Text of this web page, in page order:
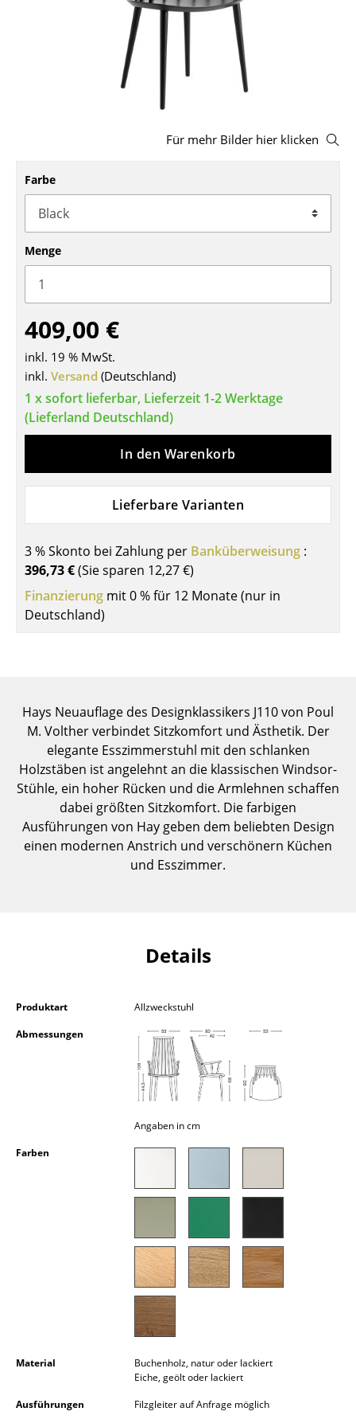
Bänke & Liegen
Schaukelstühle
Bürodrehstühle
Konferenzstühle
Bürosessel
Einzelteile
... alle Sitzmöbel
Tische
Esstische
Couchtische
Schreibtische
Konferenztische
Stehtische & Stehpulte
Einzelteile
... alle Tische
Aufbewahren
Regale & Schränke
Kleinaufbewahrung
... alle Aufbewahrungsmöbel
Schreibtischleuchten
Stehleuchten & Leseleuchten
Outdoor-Leuchten
Für mehr Bilder hier klicken
Farbe
Menge
409,00 €
inkl. 19 % MwSt.
inkl. Versand (Deutschland)
1 x sofort lieferbar, Lieferzeit 1-2 Werktage
(Lieferland Deutschland)
In den Warenkorb
Lieferbare Varianten
3 % Skonto bei Zahlung per Banküberweisung :
396,73 €(Sie sparen 12,27 €)
Finanzierung mit 0 % für 12 Monate (nur in
Deutschland)
Hays Neuauflage des Designklassikers J110 von Poul
M. Volther verbindet Sitzkomfort und Ästhetik. Der
elegante Esszimmerstuhl mit den schlanken
Holzstäben ist angelehnt an die klassischen Windsor-
Stühle, ein hoher Rücken und die Armlehnen schaffen
dabei größten Sitzkomfort. Die farbigen
Ausführungen von Hay geben dem beliebten Design
einen modernen Anstrich und verschönern Küchen
und Esszimmer.
Details
Produktart
Allzweckstuhl
Abmessungen
Angaben in cm
Farben
Material
Buchenholz, natur oder lackiert
Eiche, geölt oder lackiert
Ausführungen
Filzgleiter auf Anfrage möglich